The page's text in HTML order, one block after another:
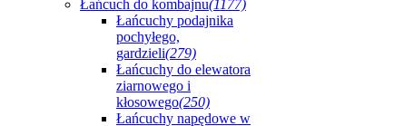
Łańcuch do kombajnu(1177)
Łańcuchy podajnika
pochyłego,
gardzieli(279)
Łańcuchy do elewatora
ziarnowego i
kłosowego(250)
Łańcuchy napędowe w